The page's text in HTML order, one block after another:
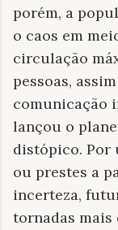
porém, a
o caos em
circulação
pessoas,
comunicação
lançou o
distópico. Por
ou prestes a
incerteza,
tornadas mais